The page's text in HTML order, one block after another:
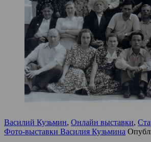
Василий Кузьмин, Онлайн выставки,
Фото-выставки Василия Кузьмина